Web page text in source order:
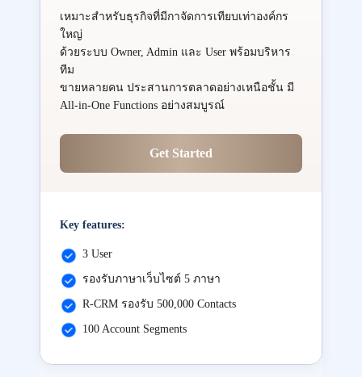
เหมาะสำหรับธุรกิจที่มีกาจัดการเทียบเท่าองค์กร
ใหญ่
ด้วยระบบ Owner, Admin และ User พร้อมบริหาร
ทีม
ขายหลายคน ประสานการตลาดอย่างเหนือชั้น มี
All-in-One Functions อย่างสมบูรณ์
Get Started
Key features:
3 User
รองรับภาษาเว็บไซต์ 5 ภาษา
R-CRM รองรับ 500,000 Contacts
100 Account Segments